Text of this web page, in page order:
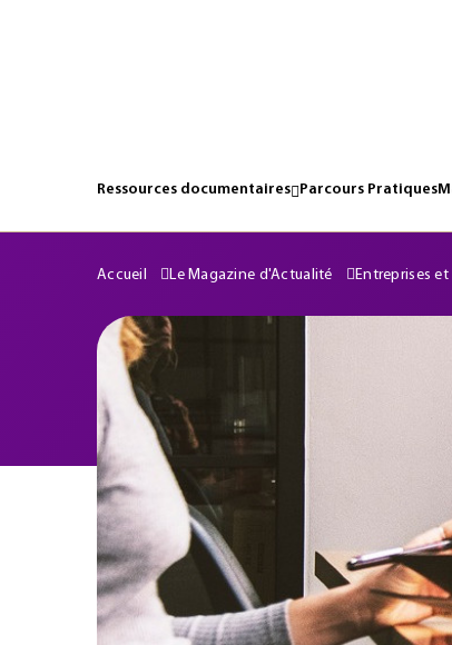
Ressources documentaires Parcours Pratiques
Accueil Le Magazine d'Actualité Entreprises et